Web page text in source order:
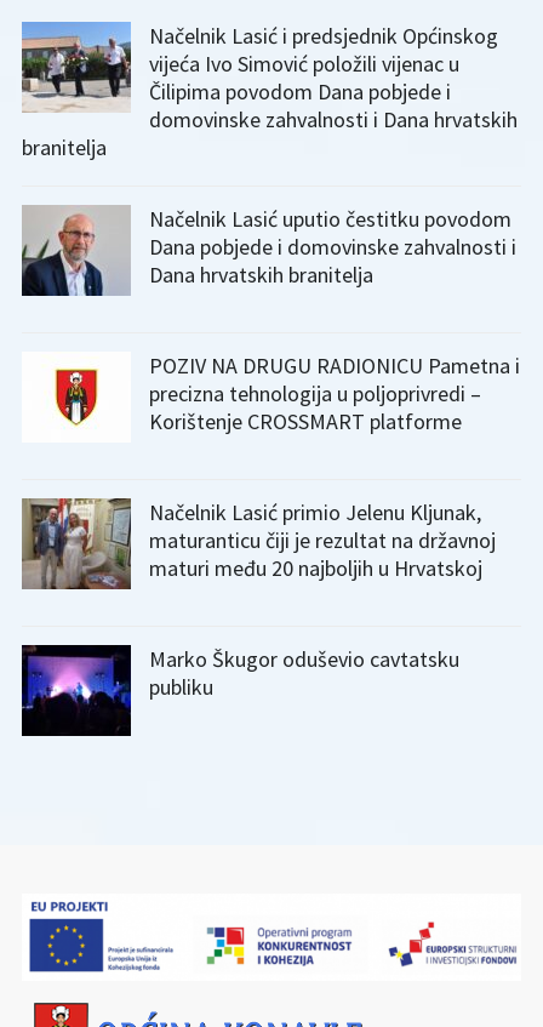
Načelnik Lasić i predsjednik Općinskog
vijeća Ivo Simović položili vijenac u
Čilipima povodom Dana pobjede i
domovinske zahvalnosti i Dana hrvatskih
branitelja
Načelnik Lasić uputio čestitku povodom
Dana pobjede i domovinske zahvalnosti i
Dana hrvatskih branitelja
POZIV NA DRUGU RADIONICU Pametna i
precizna tehnologija u poljoprivredi –
Korištenje CROSSMART platforme
Načelnik Lasić primio Jelenu Kljunak,
maturanticu čiji je rezultat na državnoj
maturi među 20 najboljih u Hrvatskoj
Marko Škugor oduševio cavtatsku
publiku